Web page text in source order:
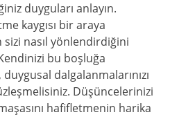
duyguları anlayın.
kaygısı bir araya
nasıl yönlendirdiğini
bu boşluğa
dalgalanmalarınızı
Düşüncelerinizi
hafifletmenin harika